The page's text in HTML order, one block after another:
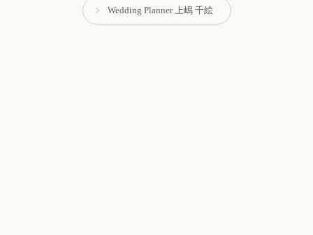
Wedding Planner 上嶋 千絵